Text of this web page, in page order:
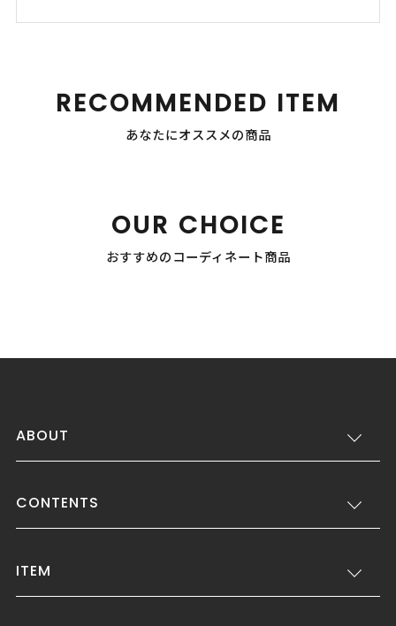
RECOMMENDED ITEM
あなたにオススメの商品
OUR CHOICE
おすすめのコーディネート商品
ABOUT
CONTENTS
ITEM